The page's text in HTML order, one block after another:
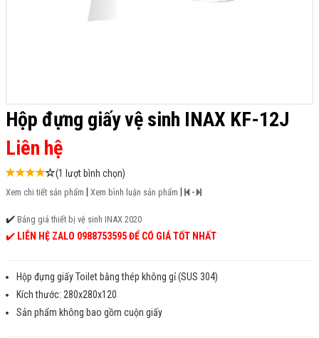
Hộp đựng giấy vệ sinh INAX KF-12J
Liên hệ
(1 lượt bình chọn)
Xem chi tiết sản phẩm Xem bình luận sản phẩm -
✔️ Bảng giá thiết bị vệ sinh INAX 2020
✔️ LIÊN HỆ ZALO 0988753595 ĐỂ CÓ GIÁ TỐT NHẤT
Hộp đựng giấy Toilet bằng thép không gỉ (SUS 304)
Kích thước: 280x280x120
Sản phẩm không bao gồm cuộn giấy